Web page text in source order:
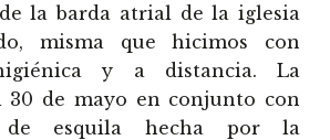
la barda atrial de la iglesia
misma que hicimos con
y a distancia. La
30 de mayo en conjunto con
esquila hecha por la